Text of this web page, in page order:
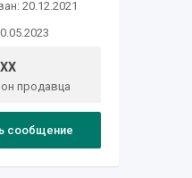
20.12.2021
продавца
сообщение